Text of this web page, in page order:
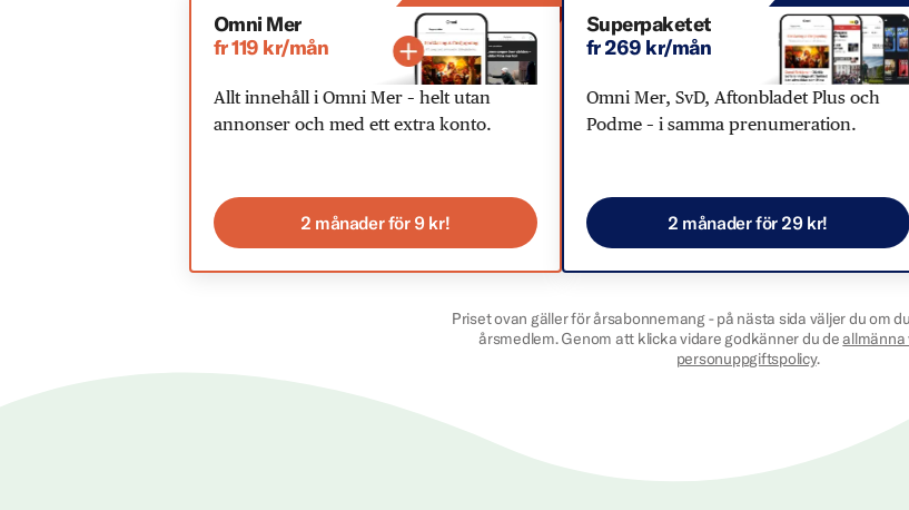
Omni Mer
fr 119 kr/mån
Allt innehåll i Omni Mer – helt utan
annonser och med ett extra konto.
2 månader för 9 kr!
Superpaketet
fr 269 kr/mån
Omni Mer, SvD, Aftonbladet Plus och
Podme – i samma prenumeration.
2 månader för 29 kr!
Priset ovan gäller för årsabonnemang - på nästa sida väljer du om
årsmedlem. Genom att klicka vidare godkänner du deallmänna
personuppgiftspolicy.